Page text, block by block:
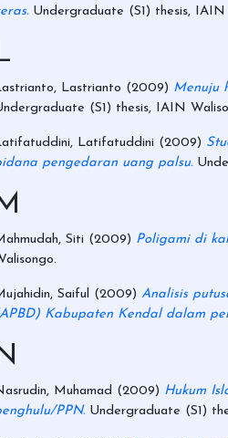
Undergraduate (S1) thesis, IAIN
Lastrianto (2009) Menuju
(S1) thesis, IAIN
Latifatuddini (2009)
pengedaran uang palsu.
Siti (2009) Poligami di
Saiful (2009) Analisis
Kabupaten Kendal dalam
Muhamad (2009) Hukum
PPN. Undergraduate (S1)